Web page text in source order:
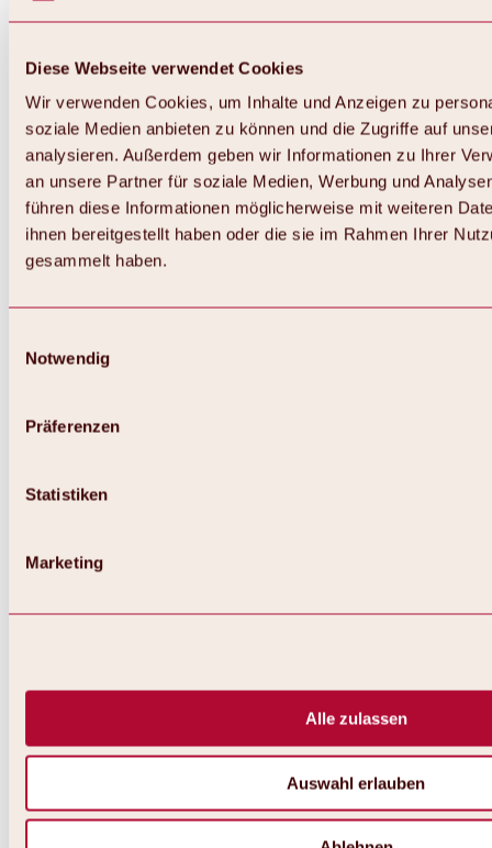
Diese Webseite verwendet Cookies
Wir verwenden Cookies, um Inhalte und Anzeigen zu
soziale Medien anbieten zu können und die Zugriffe auf
analysieren. Außerdem geben wir Informationen zu Ihrer
an unsere Partner für soziale Medien, Werbung und
führen diese Informationen möglicherweise mit weiteren
ihnen bereitgestellt haben oder die sie im Rahmen Ihrer
gesammelt haben.
Notwendig
Präferenzen
Statistiken
Marketing
Alle zulassen
Auswahl erlauben
Weitere Winteraktivitäten